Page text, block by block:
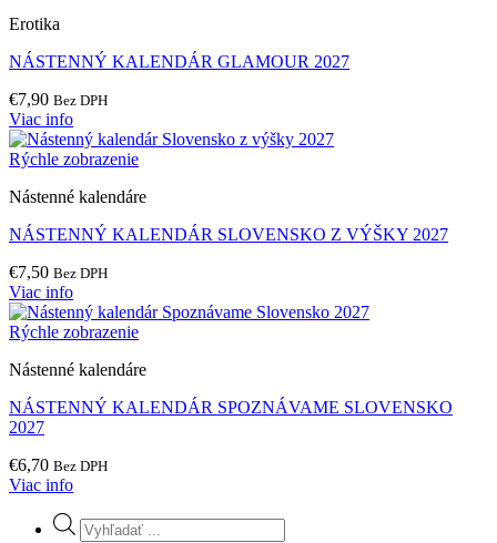
Erotika
NÁSTENNÝ KALENDÁR GLAMOUR 2027
€7,90 Bez DPH
Viac info
Rýchle zobrazenie
Nástenné kalendáre
NÁSTENNÝ KALENDÁR SLOVENSKO Z VÝŠKY 2027
€7,50 Bez DPH
Viac info
Rýchle zobrazenie
Nástenné kalendáre
NÁSTENNÝ KALENDÁR SPOZNÁVAME SLOVENSKO
2027
€6,70 Bez DPH
Viac info
Products